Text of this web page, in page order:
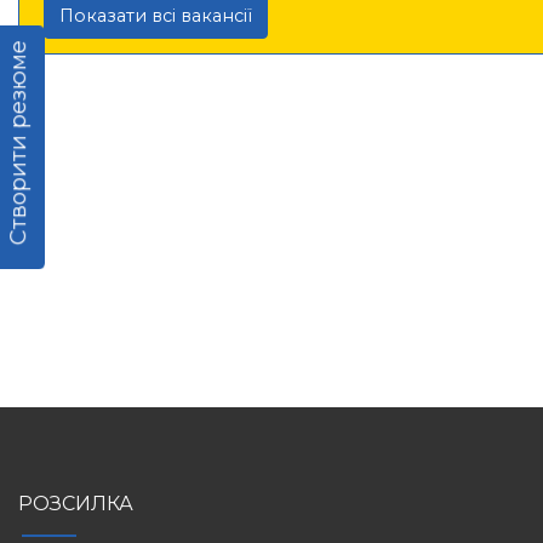
Створити резюме
Показати всі вакансії
РОЗСИЛКА